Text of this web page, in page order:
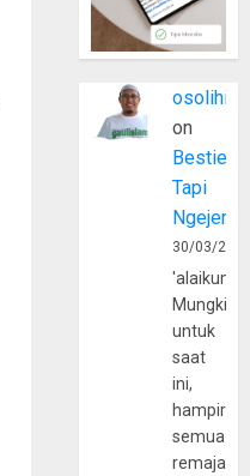
osolihin
on
Bestie
Tapi
30/03/
Mungkin
untuk
saat
ini,
hampir
semua
remaja